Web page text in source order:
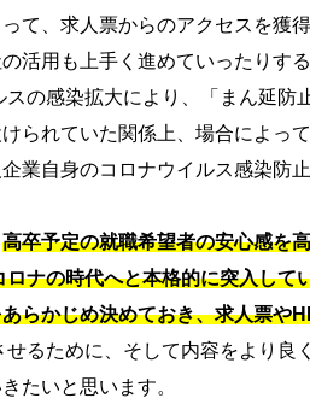
て、求人票からのアクセスを獲
活用も上手く進めていったりす
の感染拡大により、「まん延防
られていた関係上、場合によっ
業自身のコロナウイルス感染防
高卒予定の就職希望者の安心感を
ナの時代へと本格的に突入して
らかじめ決めておき、求人票や
るために、そして内容をより良
たいと思います。